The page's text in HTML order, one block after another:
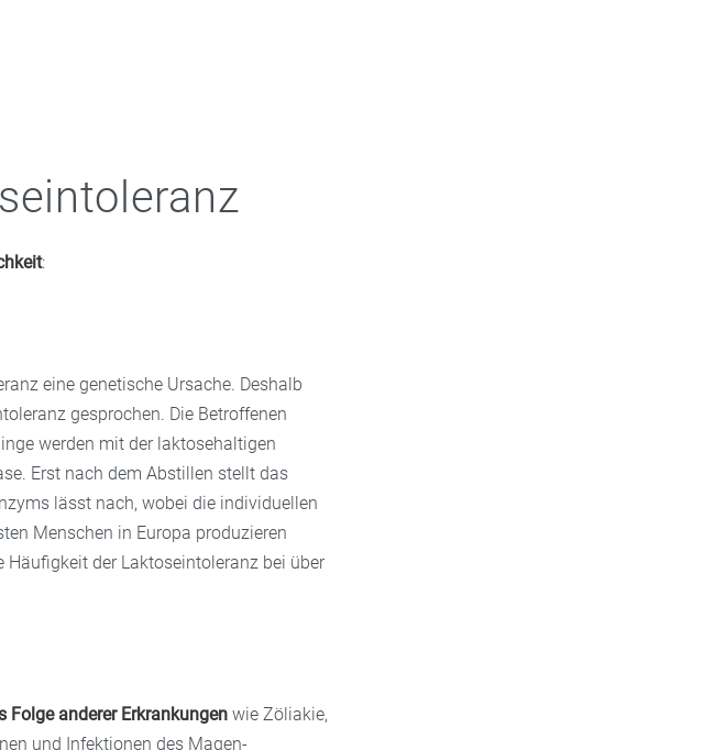
:
eine genetische Ursache. Deshalb
gesprochen. Die Betroffenen
werden mit der laktosehaltigen
Erst nach dem Abstillen stellt das
lässt nach, wobei die individuellen
Menschen in Europa produzieren
der Laktoseintoleranz bei über
Folge anderer Erkrankungenwie Zöliakie,
und Infektionen des Magen-